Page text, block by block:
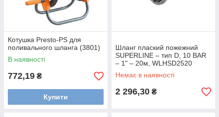
Котушка Presto-PS для
поливального шланга (3801)
В наявності
772,19 ₴
Купити
Шланг плаский пожежний
SUPERLINE – тип D, 10 BAR
– 1" – 20м, WLHSD2520
Немає в наявності
2 296,30 ₴